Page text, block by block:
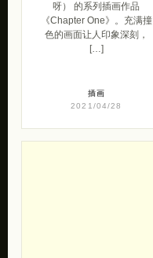
呀） 的系列插画作品
《Chapter One》。充满撞
色的画面让人印象深刻，
[…]
插画
2021/04/28